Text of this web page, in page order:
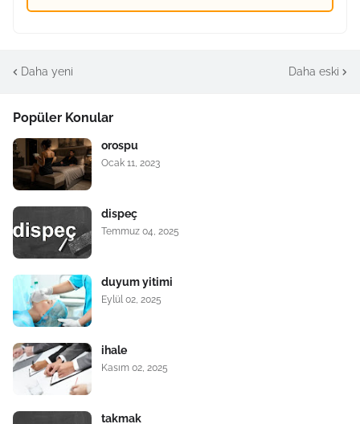
Daha yeni Daha eski
Popüler Konular
orospu
Ocak 11, 2023
dispeç
Temmuz 04, 2025
duyum yitimi
Eylül 02, 2025
ihale
Kasım 02, 2025
takmak